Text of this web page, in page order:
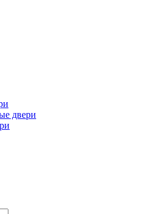
двери